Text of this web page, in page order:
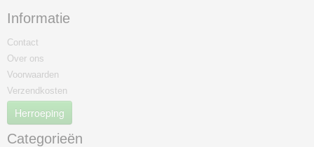
Informatie
Contact
Over ons
Voorwaarden
Verzendkosten
Herroeping
Categorieën